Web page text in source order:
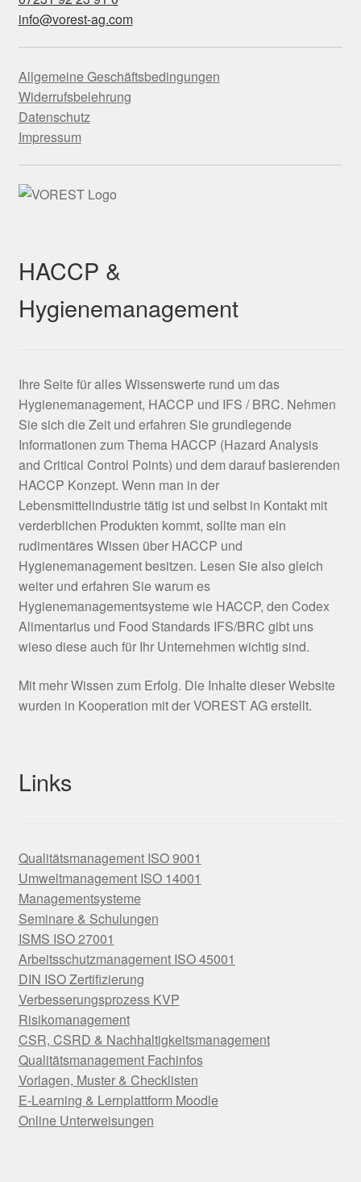
info@vorest-ag.com
Allgemeine Geschäftsbedingungen
Widerrufsbelehrung
Datenschutz
Impressum
HACCP &
Hygienemanagement
Ihre Seite für alles Wissenswerte rund um das
Hygienemanagement, HACCP und IFS / BRC. Nehmen
Sie sich die Zeit und erfahren Sie grundlegende
Informationen zum Thema HACCP (Hazard Analysis
and Critical Control Points) und dem darauf basierenden
HACCP Konzept. Wenn man in der
Lebensmittelindustrie tätig ist und selbst in Kontakt mit
verderblichen Produkten kommt, sollte man ein
rudimentäres Wissen über HACCP und
Hygienemanagement besitzen. Lesen Sie also gleich
weiter und erfahren Sie warum es
Hygienemanagementsysteme wie HACCP, den Codex
Alimentarius und Food Standards IFS/BRC gibt uns
wieso diese auch für Ihr Unternehmen wichtig sind.
Mit mehr Wissen zum Erfolg. Die Inhalte dieser Website
wurden in Kooperation mit der VOREST AG erstellt.
Links
Qualitätsmanagement ISO 9001
Umweltmanagement ISO 14001
Managementsysteme
Seminare & Schulungen
ISMS ISO 27001
Arbeitsschutzmanagement ISO 45001
DIN ISO Zertifizierung
Verbesserungsprozess KVP
Risikomanagement
CSR, CSRD & Nachhaltigkeitsmanagement
Qualitätsmanagement Fachinfos
Vorlagen, Muster & Checklisten
E-Learning & Lernplattform Moodle
Online Unterweisungen